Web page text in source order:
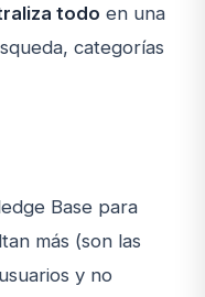
todo en una
categorías
Base para
más (son las
y no